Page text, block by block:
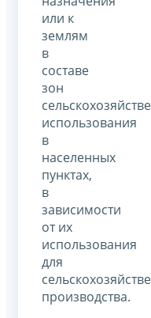
или к
землям
в
составе
зон
использования
в
населенных
пунктах,
в
зависимости
от их
использования
для
производства.